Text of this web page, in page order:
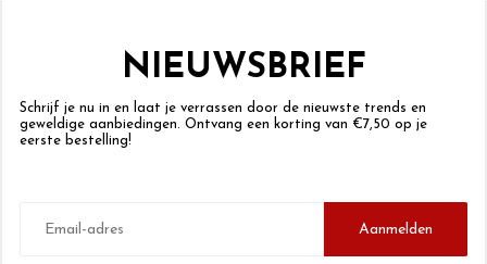
NIEUWSBRIEF
Schrijf je nu in en laat je verrassen door de nieuwste trends en
geweldige aanbiedingen. Ontvang een korting van €7,50 op je
eerste bestelling!
mailadres
Aanmelden